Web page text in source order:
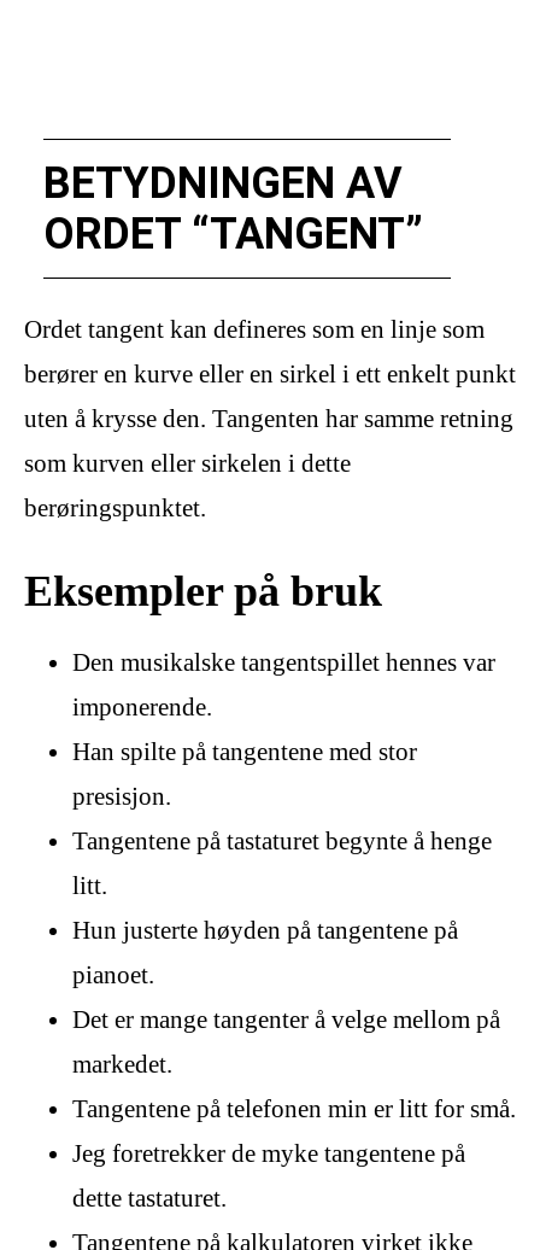
BETYDNINGEN AV
ORDET “TANGENT”
Ordet tangent kan defineres som en linje som
berører en kurve eller en sirkel i ett enkelt punkt
uten å krysse den. Tangenten har samme retning
som kurven eller sirkelen i dette
berøringspunktet.
Eksempler på bruk
Den musikalske tangentspillet hennes var
imponerende.
Han spilte på tangentene med stor
presisjon.
Tangentene på tastaturet begynte å henge
litt.
Hun justerte høyden på tangentene på
pianoet.
Det er mange tangenter å velge mellom på
markedet.
Tangentene på telefonen min er litt for små.
Jeg foretrekker de myke tangentene på
dette tastaturet.
Tangentene på kalkulatoren virket ikke